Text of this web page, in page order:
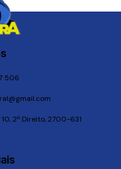
506
2º Direito, 2700-631